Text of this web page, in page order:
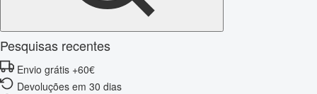
Pesquisas recentes
Envio grátis +60€
Devoluções em 30 dias